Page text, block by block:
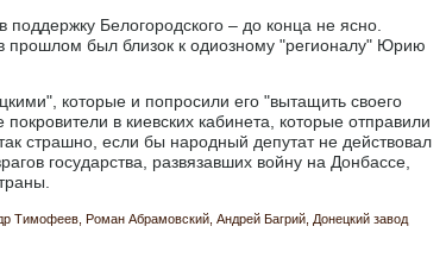
Белогородского – до конца не ясно.
прошлом был близок к одиозному "регионалу" Юрию
которые и попросили его "вытащить своего
в киевских кабинета, которые отправили
страшно, если бы народный депутат не действовал
государства, развязавших войну на Донбассе,
Тимофеев Роман Абрамовский Андрей Багрий Донецкий завод